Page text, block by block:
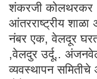
शंकरजी कोलथरकर
आंतरराष्ट्रीय
नंबर एक, वेलदूर
,वेलदुर उर्दू,.
व्यवस्थापन समितीचे